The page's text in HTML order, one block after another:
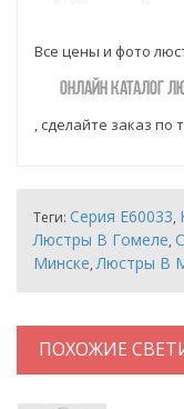
Все цены и фото
ОНЛАЙН КАТАЛОГ
, сделайте заказ по
Теги: Серия E60033,
Люстры В Гомеле,
Минске,Люстры В
ПОХОЖИЕ